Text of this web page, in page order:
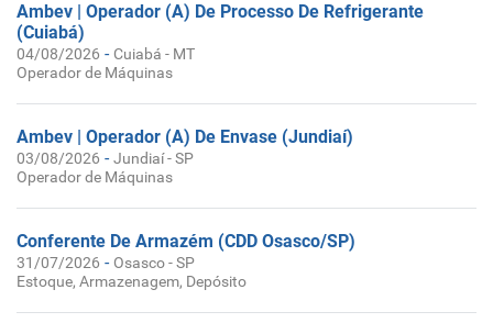
Ambev | Operador (A) De Processo De Refrigerante
(Cuiabá)
04/08/2026 - Cuiabá - MT
Operador de Máquinas
Ambev | Operador (A) De Envase (Jundiaí)
03/08/2026 -Jundiaí - SP
Operador de Máquinas
Conferente De Armazém (CDD Osasco/SP)
31/07/2026 - Osasco - SP
Estoque, Armazenagem, Depósito